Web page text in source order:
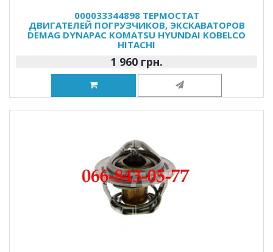
000033344898 ТЕРМОСТАТ
ДВИГАТЕЛЕЙ ПОГРУЗЧИКОВ, ЭКСКАВАТОРОВ
DEMAG DYNAPAC KOMATSU HYUNDAI KOBELCO
HITACHI
1 960 грн.